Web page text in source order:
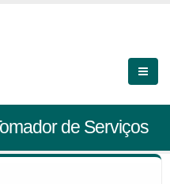
de Serviços